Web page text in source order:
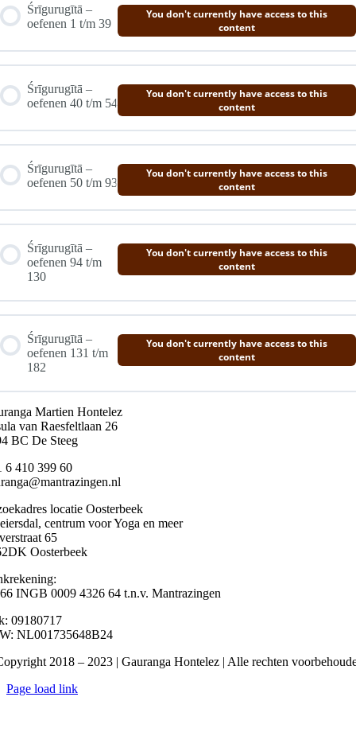
Śrīgurugītā –
oefenen 1 t/m 39
You don't currently have access to this
content
Śrīgurugītā –
oefenen 40 t/m 54
You don't currently have access to this
content
Śrīgurugītā –
oefenen 50 t/m 93
You don't currently have access to this
content
Śrīgurugītā –
oefenen 94 t/m
130
You don't currently have access to this
content
Śrīgurugītā –
oefenen 131 t/m
182
You don't currently have access to this
content
Martien Hontelez
van Raesfeltlaan 26
BC De Steeg
6 410 399 60
locatie Oosterbeek
centrum voor Yoga en meer
65
Oosterbeek
INGB 0009 4326 64 t.n.v. Mantrazingen
09180717
NL001735648B24
2018 – 2023 | Gauranga Hontelez | Alle rechten
Page load link